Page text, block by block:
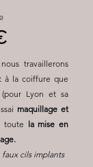
travaillerons
à la coiffure que
Lyon et sa
maquillage et
toute la mise en
cils implants